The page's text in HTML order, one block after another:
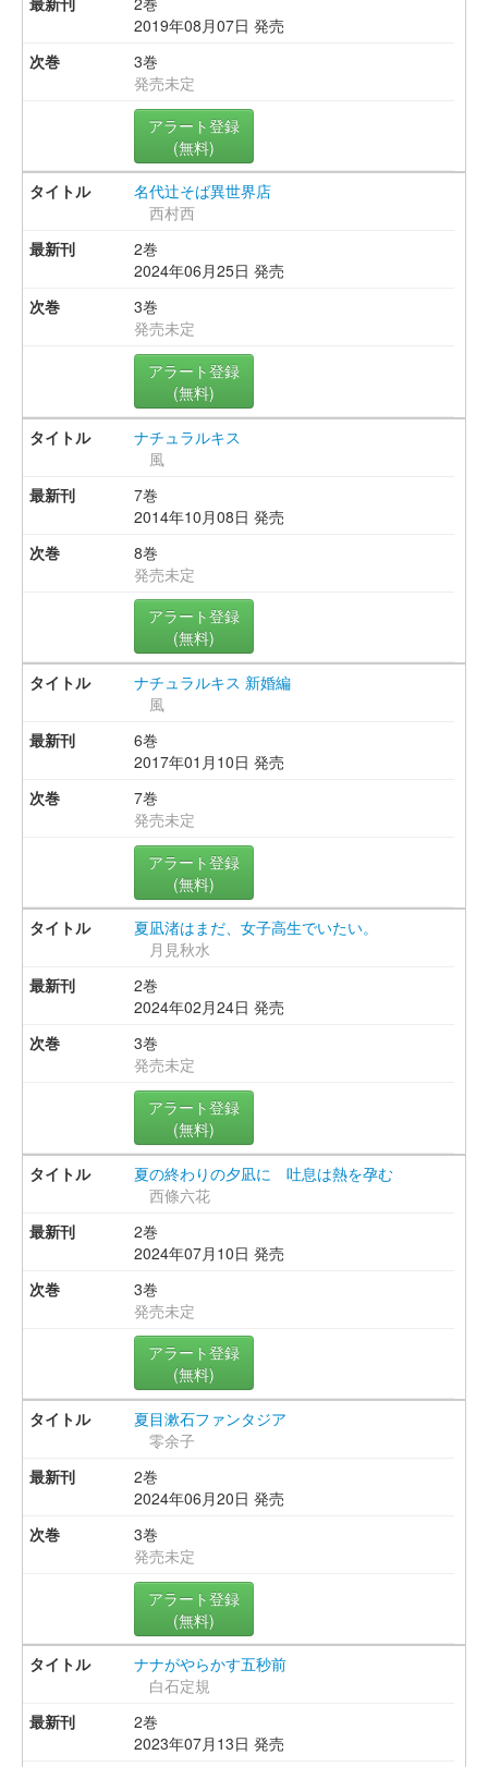
2019年08月07日 発売
3巻
発売未定
アラート登録
(無料)
名代辻そば異世界店
西村西
2巻
2024年06月25日 発売
3巻
発売未定
アラート登録
(無料)
ナチュラルキス
風
7巻
2014年10月08日 発売
8巻
発売未定
アラート登録
(無料)
ナチュラルキス 新婚編
風
6巻
2017年01月10日 発売
7巻
発売未定
アラート登録
(無料)
夏凪渚はまだ、女子高生でいたい。
月見秋水
2巻
2024年02月24日 発売
3巻
発売未定
アラート登録
(無料)
夏の終わりの夕凪に 吐息は熱を孕む
西條六花
2巻
2024年07月10日 発売
3巻
発売未定
アラート登録
(無料)
夏目漱石ファンタジア
零余子
2巻
2024年06月20日 発売
3巻
発売未定
アラート登録
(無料)
ナナがやらかす五秒前
白石定規
2巻
2023年07月13日 発売